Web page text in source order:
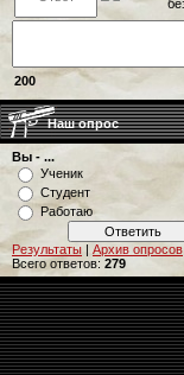
200
Наш опрос
Вы - ...
Ученик
Студент
Работаю
Результаты
Архив опросов
Всего ответов: 279